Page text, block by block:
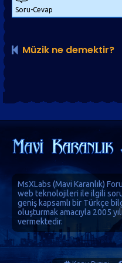
Soru-Cevap
Müzik ne demektir?
MsXLabs (Mavi Karanlık)
web teknolojileri ile ilgili
geniş kapsamlı bir Türkçe
oluşturmak amacıyla 2005
vermektedir.